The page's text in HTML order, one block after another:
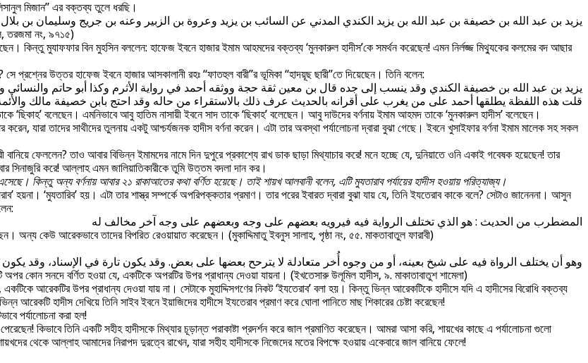
মিজান” এর বক্তব্য তুলে ধরছি।
يزيد بن عبد الله بن خصيفة بن عبد الله بن يزيد الكندي المدني عن السائب بن يزيد وعروة بن الزبير وعنه بن جريج وسليمان بن
তরজমা নং, ৯৭১৫)
কিন্তু মুযাফফার বিন মুহসিন বললেন: হাফেজ ইবনে হাজার ইমাম আহমদের বক্তব্য ‘মুনকারুল হাদীস’কে সমর্থন করেছেন! এমন নির্লজ্জ মিথ্যুকের কলমের বদ আছার
প্রশ্নের উত্তর হাফেজ ইবনে হাজার আসকালানী রহঃ “ফাতহুল বারী”র ভূমিকা “হাদয়ূছ ছারী”তে দিয়েছেন। তিনি বলেন:
يزيد بن عبد الله بن خصيفة الكندي وقد ينسب إلى جده قال بن معين ثقة حجة ووثقه أحمد في رواية الأثرم وكذا أبو حاتم
قلت هذه اللفظة يطلقها أحمد على من يغرب على أقرانه بالحديث عرف ذلك بالاستقراء من حاله وقد احتج بابن خصيفة مالك
‘ছিকাহ’ বলেছেন। এমনিভাবে আবু হাতিম নাসায়ী ইবনে সাদ তাকে ‘ছিকাহ’ বলেছেন। আবু দাউদের বর্ণনায় ইমাম আহমদ তাকে ‘মুনকারুল হাদীস’ বলেছেন।
করেন, যারা তাদের সাথীদের তুলনায় একটু আশ্চর্যজনক হাদীস বর্ণনা করেন। এটা তার অবস্থা পর্যালোচনা দ্বারা বুঝা গেছে। ইবনে খুসাইফার বর্ণনা ইমাম মালেক সহ সকল
ফেললেন? তাও আবার বিভিন্ন ইমামদের নামে দিন দুপুরে প্রকাশ্যে রাখ ডাক ছাড়া মিথ্যাচার করে! মনে হচ্ছে যে, দুনিয়াতে ওনি একাই গবেষক হয়েছেন! তার
করে! আল্লাহ এমন জালিয়াতিকারীকে তুমি উত্তম বদলা দান কর।
এসেছে। কিন্তু অন্য বর্ণনায় আবার ২১ রাকাআতের কথা বর্ণিত হয়েছে। তাই শায়খ আলবানী বলেন, এটি মুযতারাব পর্যায়ের হাদীস হওয়ায় পরিত্যাজ্য।
হয়না। ‘মুযতারিব’ হয়। এটা তার শাস্ত্র সম্পর্কে অপরিপক্কতার প্রমাণ। তার পরের ইবারত দ্বারা বুঝা যায় যে, তিনি ইযতেরাব কাকে বলে? সেটাও জানেননা। আসুন
المضطرب من الحديث : هو الذي تختلف الرواية فيه فيرويه بعضهم على وجه وبعضهم على وجه آخر مخالف له
অন্য কেউ আরেকভাবে তাদের বিপরিত রেওয়ায়াত করেছেন। (মুকাদ্দিমাতু ইবনুস সালাহ, পৃষ্ঠা নং, ৫৫. মাকতাবাতুল ফারাবী)
وهو أن يختلف الرواة فيه على شيخ بعينه، أو من وجوه أُخر متعادلة لا يترحح بعضها على بعض. وقد يكون تارة في الإسناد، وقد
কোন সনদে বর্ণিত হওয়া যে, একটিকে অপরটির উপর প্রাধান্য দেওয়া যায়না। (ইখতেসারু উলূমিল হাদীস, ৯. মাকাতাবাতুশ শামেলা)
আরেকটির উপর প্রাধান্য দেওয়া যায় না। সেটাকে মুহাদ্দিসগণের নিকট ‘ইযতেরাব’ বলা হয়। কিন্তু ভিন্ন আরেকটিকে হাদীসে যদি এ হাদীসের বিরোধি বক্তব্য
হাদীস দেখিয়ে তিনি সাইব ইবনে ইয়াজিদের হাদীসে ইযতেরাব প্রমাণ করে ঘোলা পানিতে মাছ শিকারের চেষ্টা করেছেন!
পর্যালোচনা করা হল!
কিভাবে তিনি একটি সহীহ হাদীসকে মিথ্যার চূড়ান্ত পরাকাষ্টা প্রদর্শন করে জাল প্রমাণিত করেছেন। আমরা আসা করি, শায়খের কাছে এ পর্যালোচনা গুলো
থেকে আল্লাহ আমাদের নিরাপদ দুরত্বে রাখেন, যারা সহীহ হাদীসকে নিজেদের মতের বিপক্ষে হওয়ায় একেবারে জাল বানিয়ে ফেলে!